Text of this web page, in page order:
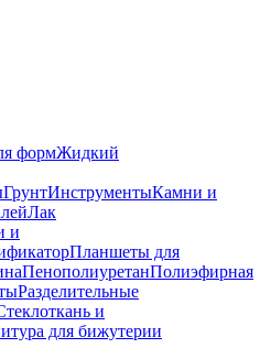
формЖидкий
ГрунтИнструментыКамни и
Лак
и
Планшеты для
ПенополиуретанПолиэфирная
Разделительные
и
для бижутерии